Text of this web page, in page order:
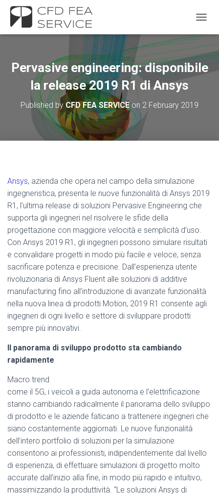
Pervasive engineering: disponibile
la release 2019 R1 di Ansys
Published by CFD FEA SERVICEon 2 February 2019
Ansys, azienda che opera nel campo della simulazione
ingegneristica, presenta le nuove funzionalità di Ansys 2019
R1, l’ultima release di soluzioni Pervasive Engineering che
supporta gli ingegneri nel risolvere le sfide della
progettazione con maggiore velocità e semplicità d’uso.
Con Ansys 2019 R1, gli ingegneri possono simulare risultati
e convalidare progetti in modo più facile e veloce, senza
sacrificare potenza e precisione. Dall’esperienza utente
rivoluzionaria di Ansys Fluent alle soluzioni di additive
manufacturing fino all’introduzione di avanzate funzionalità
nella nuova linea di prodotti Motion, 2019 R1 consente agli
ingegneri di ogni livello e settore di sviluppare prodotti
sempre più innovativi.
Il panorama di sviluppo prodotto sta cambiando
rapidamente
Macro trend
come il 5G, i veicoli a guida autonoma e l’elettrificazione
stanno cambiando radicalmente il panorama dello sviluppo
di prodotto e le aziende faticano a trattenere ingegneri che
siano costantemente aggiornati. Le nuove funzionalità
dell’intero portfolio di soluzioni per la simulazione
consentono ai professionisti, indipendentemente dal livello
di esperienza, di effettuare simulazioni di progetto molto
accurate dall’inizio alla fine, in modo più rapido e intuitivo,
massimizzando la produttività. “Le soluzioni Ansys di